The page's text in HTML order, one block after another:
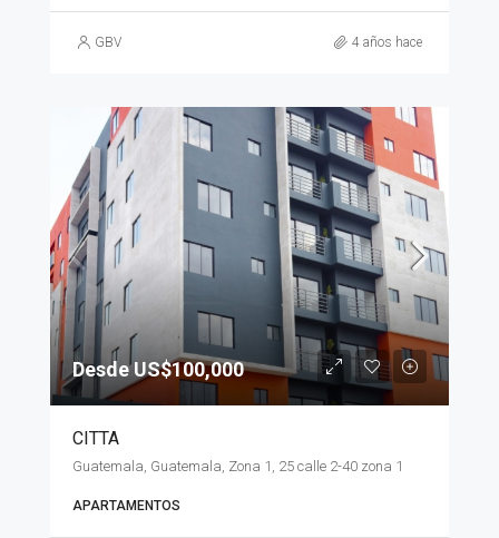
GBV 4 años hace
Desde US$100,000
CITTA
Guatemala, Guatemala, Zona 1, 25 calle 2-40 zona 1
APARTAMENTOS